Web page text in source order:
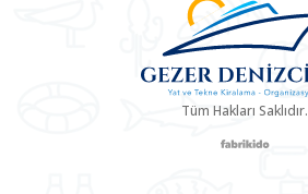
Tüm Hakları Saklıdır.